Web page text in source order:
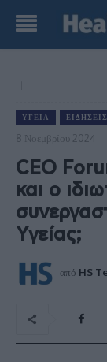
ΥΓΕΊΑ ΕΙΔΉΣΕΙΣ
8 Νοεμβρίου 2024
CEO
και ο
Υγείας;
από HS